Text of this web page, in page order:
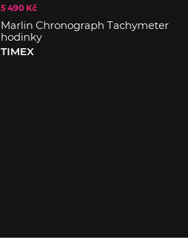
5 490 Kč
Marlin Chronograph Tachymeter
hodinky
TIMEX